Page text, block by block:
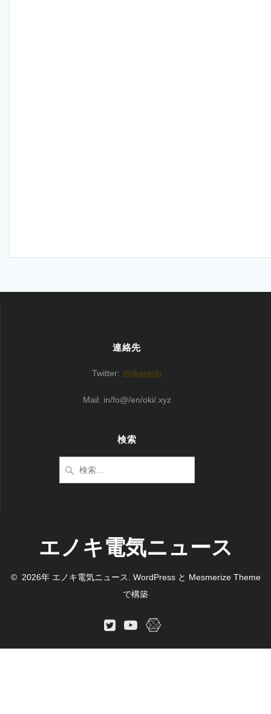
連絡先
Twitter: @jikantoki
Mail: in/fo@/en/oki/.xyz
検索
検
索:
エノキ電気ニュース
© 2026年 エノキ電気ニュース. WordPress と Mesmerize Theme
で構築